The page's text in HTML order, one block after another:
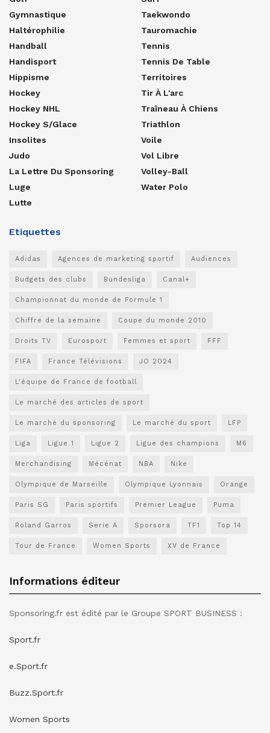
Gymnastique
Haltérophilie
Handball
Handisport
Hippisme
Hockey
Hockey NHL
Hockey S/glace
Insolites
Judo
La Lettre Du Sponsoring
Luge
Lutte
Taekwondo
Tauromachie
Tennis
Tennis De Table
Territoires
Tir À L'arc
Traîneau À Chiens
Triathlon
Voile
Vol Libre
Volley-Ball
Water Polo
Etiquettes
Adidas Agences de marketing sportif Audiences
Budgets des clubs Bundesliga Canal+
Championnat du monde de Formule 1
Chiffre de la semaine Coupe du monde 2010
Droits TV Eurosport Femmes et sport FFF
FIFA France Télévisions JO 2024
L'équipe de France de football
Le marché des articles de sport
Le marché du sponsoring Le marché du sport LFP
Liga Ligue 1 Ligue 2 Ligue des champions M6
Merchandising Mécénat NBA Nike
Olympique de Marseille Olympique Lyonnais Orange
Paris SG Paris sportifs Premier League Puma
Roland Garros Serie A Sporsora TF1 Top 14
Tour de France Women Sports XV de France
Informations éditeur
Sponsoring.fr est édité par le Groupe SPORT BUSINESS :
Sport.fr
e.Sport.fr
Buzz.Sport.fr
Women Sports